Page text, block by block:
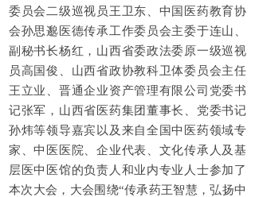
委员会二级巡视员王卫东、中国医药教育协
会孙思邈医德传承工作委员会主委于连山、
副秘书长杨红，山西省委政法委原一级巡视
员高国俊、山西省政协教科卫体委员会主任
王立业、晋通企业资产管理有限公司党委书
记张军，山西省医药集团董事长、党委书记
孙炜等领导嘉宾以及来自全国中医药领域专
家、中医医院、企业代表、文化传承人及基
层医中医馆的负责人和业内专业人士参加了
本次大会，大会围绕“传承药王智慧，弘扬中